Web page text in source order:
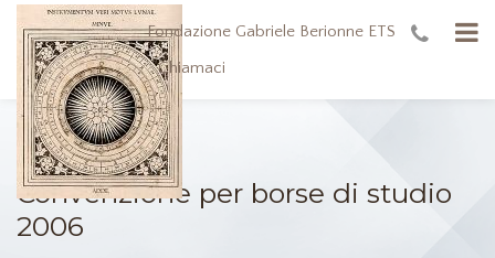
Fondazione Gabriele Berionne ETS
Chiamaci
Convenzione per borse di studio
2006